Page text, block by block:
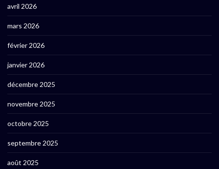
avril 2026
mars 2026
février 2026
janvier 2026
décembre 2025
novembre 2025
octobre 2025
septembre 2025
août 2025